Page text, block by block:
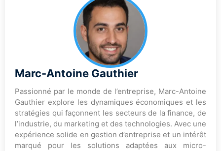
Marc-Antoine Gauthier
Passionné par le monde de l’entreprise, Marc-Antoine
Gauthier explore les dynamiques économiques et les
stratégies qui façonnent les secteurs de la finance, de
l’industrie, du marketing et des technologies. Avec une
expérience solide en gestion d’entreprise et un intérêt
marqué pour les solutions adaptées aux micro-